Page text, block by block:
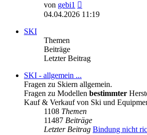
von gebi1
Beitrag
04.04.2026 11:19
SKI
Themen
Beiträge
Letzter Beitrag
SKI - allgemein ...
Fragen zu Skiern allgemein.
Fragen zu Modellen bestimmter
Kauf & Verkauf von Ski und
1108 Themen
11487 Beiträge
Letzter Beitrag Bindung nicht